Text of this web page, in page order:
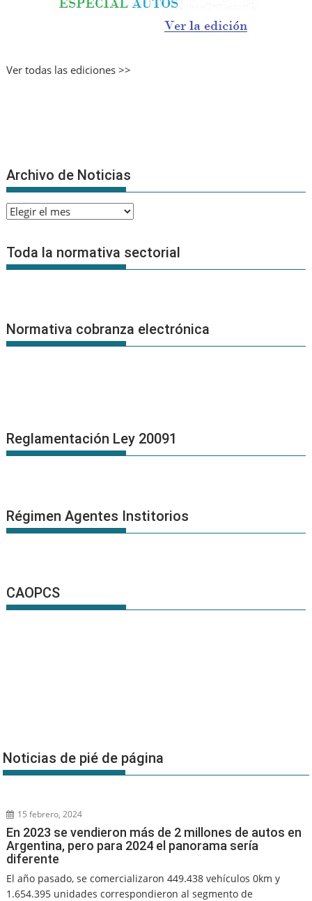
Ver todas las ediciones >>
Archivo de Noticias
Archivo
Noticias
Toda la normativa sectorial
Normativa cobranza electrónica
Reglamentación Ley 20091
Régimen Agentes Institorios
CAOPCS
Noticias de pié de página
15 febrero, 2024
En 2023 se vendieron más de 2 millones de autos en
Argentina, pero para 2024 el panorama sería
diferente
El año pasado, se comercializaron 449.438 vehículos 0km y
1.654.395 unidades correspondieron al segmento de